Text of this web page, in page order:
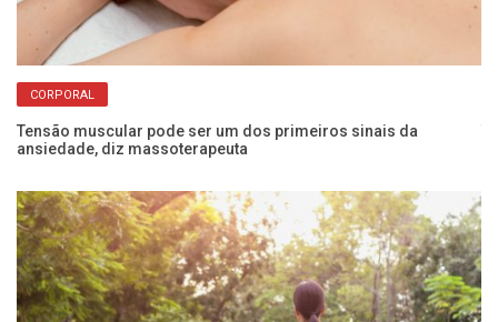
CORPORAL
Tensão muscular pode ser um dos primeiros sinais da
ansiedade, diz massoterapeuta